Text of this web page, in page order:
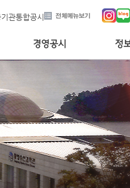
관통합공시